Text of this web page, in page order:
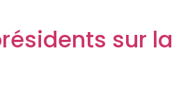
sur la